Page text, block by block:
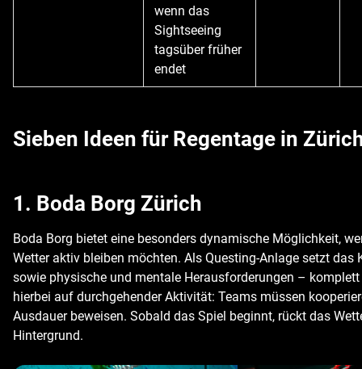
wenn das
Sightseeing
tagsüber früher
endet
Sieben Ideen für Regentage in
1. Boda Borg Zürich
Boda Borg bietet eine besonders dynamische Möglichkeit,
Wetter aktiv bleiben möchten. Als Questing-Anlage setzt das
sowie physische und mentale Herausforderungen –
hierbei auf durchgehender Aktivität: Teams müssen
Ausdauer beweisen. Sobald das Spiel beginnt, rückt das
Hintergrund.